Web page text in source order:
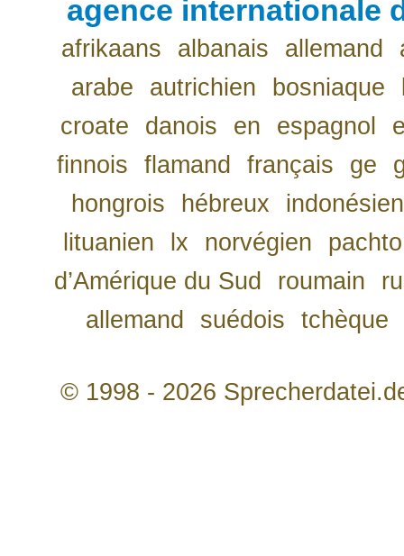
agence internationale
afrikaans albanais allemand
arabe
autrichien bosniaque
croate
danois en espagnol
finnois
flamand français ge
hongrois
hébreux
indonésien
lituanien
lx norvégien
pachto
d’Amérique du Sud
roumain
allemand
suédois tchèque
© 1998 - 2026